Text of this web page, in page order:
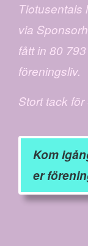
Tiotusentals
via
fått in 80
föreningsliv.
Stort tack
Kom
er